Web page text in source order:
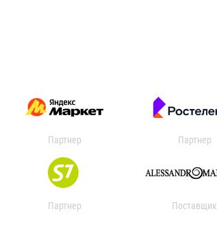
Партнер Партнер
Партнер Поставщик